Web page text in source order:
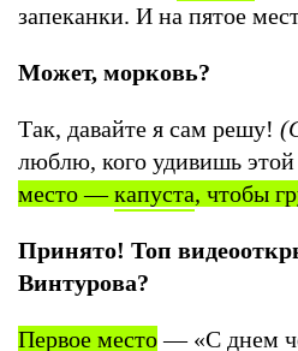
запеканки. И на пятое
Может, морковь?
Так, давайте я сам решу!
люблю, кого удивишь этой
место—капуста, чтобы
Принято! Топ
Винтурова?
Первое место— «С днем